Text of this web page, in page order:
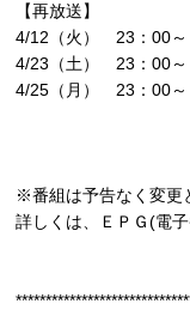
【再放送】
4/12（火） 23：00～
4/23（土） 23：00～
4/25（月） 23：00～
※番組は予告なく変更
詳しくは、ＥＰＧ(電